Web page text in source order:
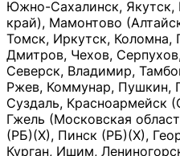
Южно-Сахалинск, Якутск,
край), Мамонтово
Томск, Иркутск, Коломна,
Дмитров, Чехов,
Северск, Владимир,
Ржев, Коммунар, Пушкин,
Суздаль, Красноармейск
Гжель (Московская
(РБ)(Х), Пинск (РБ)(Х),
Курган, Ишим,